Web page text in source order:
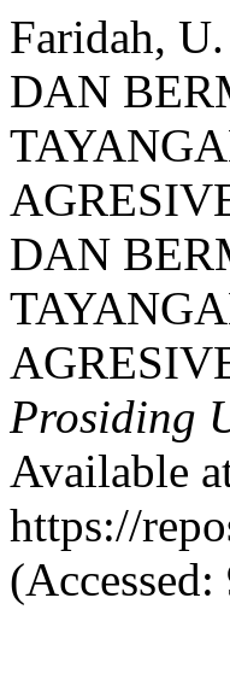
Faridah,
DAN
DAN
Prosiding
Available
https://